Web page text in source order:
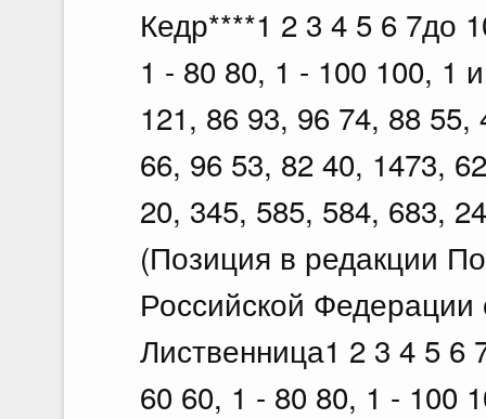
Кедр****1 2 3 4 5 6 7до
1 - 80 80, 1 - 100 100, 1
121, 86 93, 96 74, 88
66, 96 53, 82 40, 1473,
20, 345, 585, 584, 683,
(Позиция в редакции
Российской
Лиственница1 2 3 4 5 6
60 60, 1 - 80 80, 1 - 100